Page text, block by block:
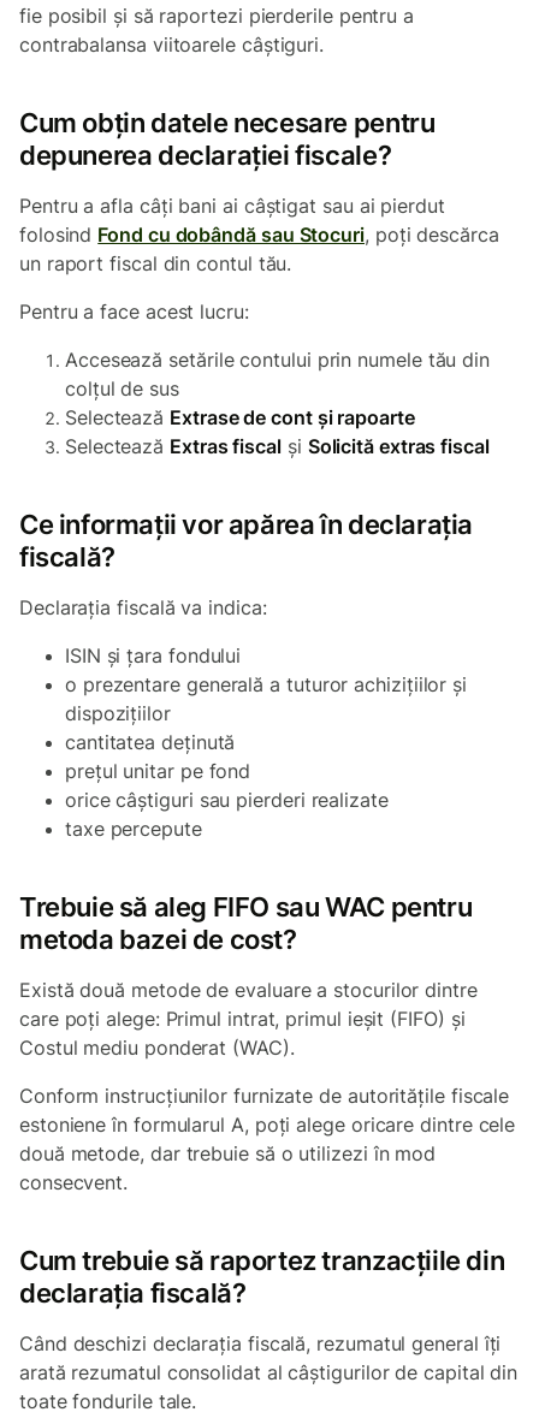
fie posibil și să raportezi pierderile pentru a
contrabalansa viitoarele câștiguri.
Cum obțin datele necesare pentru
depunerea declarației fiscale?
Pentru a afla câți bani ai câștigat sau ai pierdut
folosind Fond cu dobândă sau Stocuri, poți descărca
un raport fiscal din contul tău.
Pentru a face acest lucru:
Accesează setările contului prin numele tău din
colțul de sus
Selectează Extrase de cont și rapoarte
Selectează Extras fiscal și Solicită extras fiscal
Ce informații vor apărea în declarația
fiscală?
Declarația fiscală va indica:
ISIN și țara fondului
o prezentare generală a tuturor achizițiilor și
dispozițiilor
cantitatea deținută
prețul unitar pe fond
orice câștiguri sau pierderi realizate
taxe percepute
Trebuie să aleg FIFO sau WAC pentru
metoda bazei de cost?
Există două metode de evaluare a stocurilor dintre
care poți alege: Primul intrat, primul ieșit (FIFO) și
Costul mediu ponderat (WAC).
Conform instrucțiunilor furnizate de autoritățile fiscale
estoniene în formularul A, poți alege oricare dintre cele
două metode, dar trebuie să o utilizezi în mod
consecvent.
Cum trebuie să raportez tranzacțiile din
declarația fiscală?
Când deschizi declarația fiscală, rezumatul general îți
arată rezumatul consolidat al câștigurilor de capital din
toate fondurile tale.